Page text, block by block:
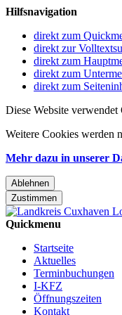
Hilfsnavigation
direkt zum
direkt zur
direkt zum
direkt zum
direkt zum
Diese Website
Weitere Cookies werden
Mehr dazu in unserer
Ablehnen
Zustimmen
Quickmenu
Startseite
Aktuelles
Terminbuchungen
I-KFZ
Öffnungszeiten
Kontakt